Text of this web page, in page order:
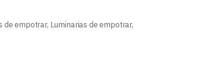
de empotrar, Luminarias de empotrar,